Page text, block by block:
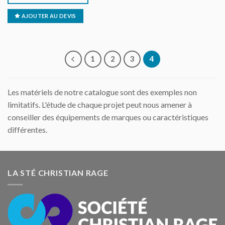
AJOUTER AU DEVIS
1 2 3 4
Les matériels de notre catalogue sont des exemples non
limitatifs. L'étude de chaque projet peut nous amener à
conseiller des équipements de marques ou caractéristiques
différentes.
LA STÉ CHRISTIAN RAGE